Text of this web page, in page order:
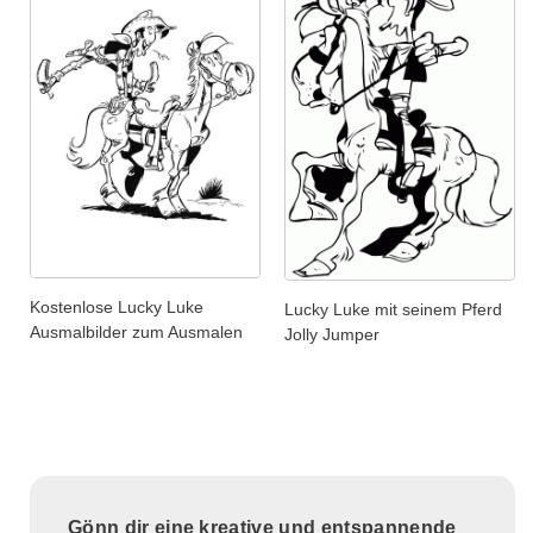
Kostenlose Lucky Luke
Ausmalbilder zum Ausmalen
Lucky Luke mit seinem Pferd
Jolly Jumper
Gönn dir eine kreative und entspannende